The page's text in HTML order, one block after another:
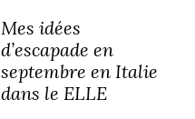
Mes idées
d’escapade en
septembre en Italie
dans le ELLE